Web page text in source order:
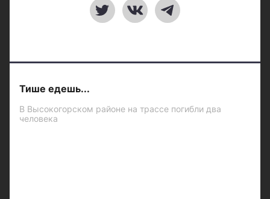
Тише едешь...
В Высокогорском районе на трассе погибли два
человека